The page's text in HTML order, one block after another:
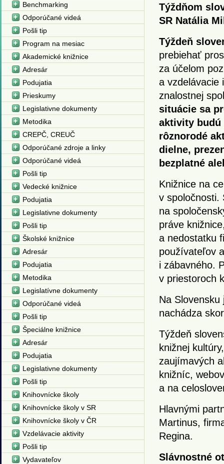
Týždňom
SR Natália
Týždeň
prebiehať
za účelom
a vzdelávacie
znalostnej
situácie sa
aktivity budú
rôznorodé
dielne,
bezplatné
Knižnice na
v spoločnosti.
na
práve
a nedostatku
používateľov
i zábavného.
v priestoroch
Na
nachádza
Týždeň
knižnej
zaujímavých
knižníc,
a na
Hlavnými
Martinus,
Regina.
Slávnostné
Benchmarking
Odporúčané videá
Pošli tip
Program na mesiac
Akademické knižnice
Adresár
Podujatia
Prieskumy
Legislativne dokumenty
Metodika
CREPČ, CREUČ
Odporúčané zdroje a linky
Odporúčané videá
Pošli tip
Vedecké knižnice
Podujatia
Legislativne dokumenty
Pošli tip
Školské knižnice
Adresár
Podujatia
Metodika
Legislatívne dokumenty
Odporúčané videá
Pošli tip
Špeciálne knižnice
Adresár
Podujatia
Legislativne dokumenty
Pošli tip
Knihovnícke školy
Knihovnícke školy v SR
Knihovnícke školy v ČR
Vzdelávacie aktivity
Pošli tip
Vydavateľov